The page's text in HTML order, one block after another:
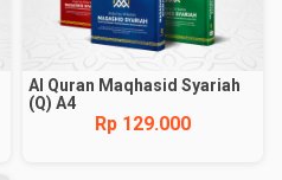
Al Quran Maqhasid Syariah
(Q) A4
Rp 129.000